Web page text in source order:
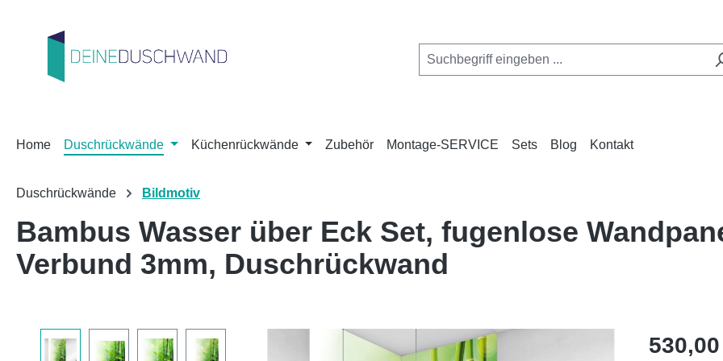
Home Duschrückwände Küchenrückwände Zubehör Montage-SERVICE Sets Blog Kontakt
Duschrückwände Bildmotiv
Bambus Wasser über Eck Set, fugenlose
Verbund 3mm, Duschrückwand
Regulärer